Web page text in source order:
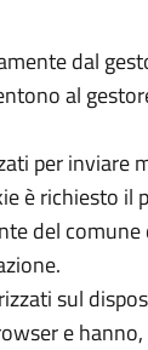
dal
al
per inviare
è richiesto il
del
sul
e